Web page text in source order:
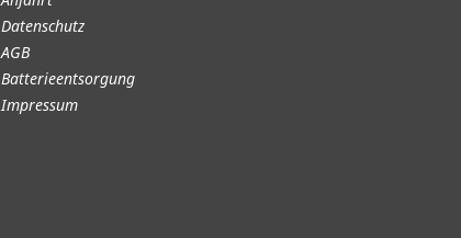
Datenschutz
AGB
Batterieentsorgung
Impressum